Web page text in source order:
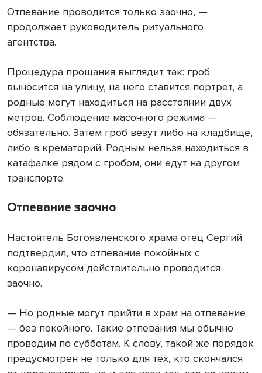
Отпевание проводится только заочно, —
продолжает руководитель ритуального
агентства.
Процедура прощания выглядит так: гроб
выносится на улицу, на него ставится портрет, а
родные могут находиться на расстоянии двух
метров. Соблюдение масочного режима —
обязательно. Затем гроб везут либо на кладбище,
либо в крематорий. Родным нельзя находиться в
катафалке рядом с гробом, они едут на другом
транспорте.
Отпевание заочно
Настоятель Богоявленского храма отец Сергий
подтвердил, что отпевание покойных с
коронавирусом действительно проводится
заочно.
— Но родные могут прийти в храм на отпевание
— без покойного. Такие отпевания мы обычно
проводим по субботам. К слову, такой же порядок
предусмотрен не только для тех, кто скончался